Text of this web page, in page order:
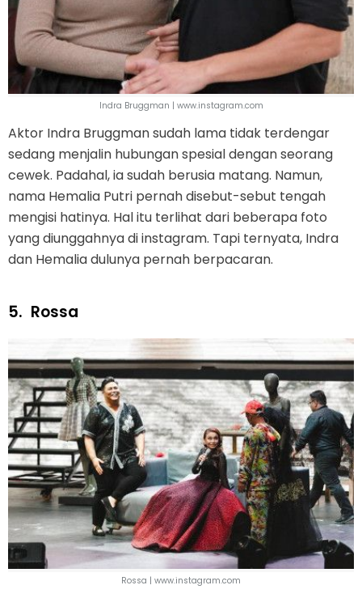
Indra Bruggman | www.instagram.com
Aktor Indra Bruggman sudah lama tidak terdengar
sedang menjalin hubungan spesial dengan seorang
cewek. Padahal, ia sudah berusia matang. Namun,
nama Hemalia Putri pernah disebut-sebut tengah
mengisi hatinya. Hal itu terlihat dari beberapa foto
yang diunggahnya di instagram. Tapi ternyata, Indra
dan Hemalia dulunya pernah berpacaran.
5. Rossa
Rossa | www.instagram.com